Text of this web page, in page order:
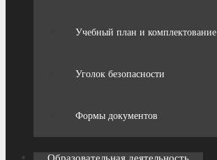
Учебный план и комплектование
Уголок безопасности
Формы документов